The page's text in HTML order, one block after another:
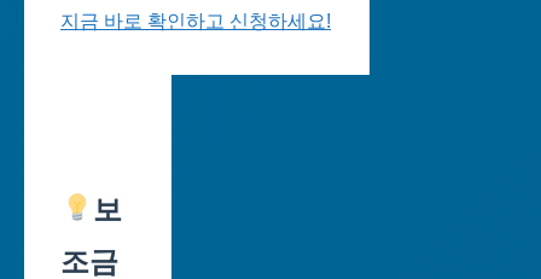
지금 바로 확인하고 신청하세요!
보
조금